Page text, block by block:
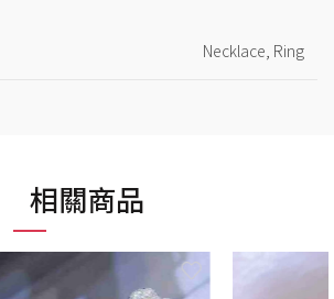
Necklace, Ring
相關商品